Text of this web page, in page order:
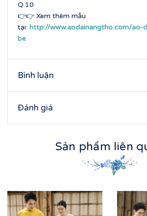
Q.10
👉👉 Xem thêm mẫu
tại: http://www.aodainangtho.com/ao-
be
Bình luận
Đánh giá
Sản phẩm liên